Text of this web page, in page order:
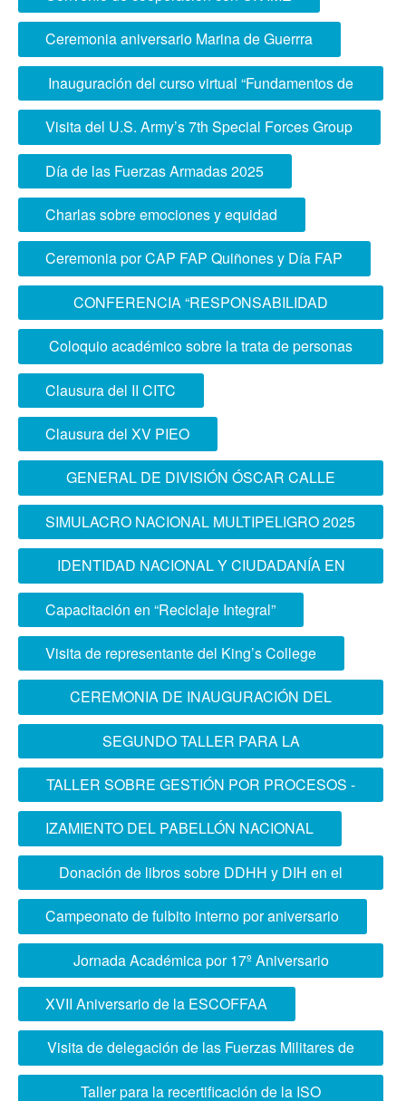
Ceremonia aniversario Marina de Guerrra
Inauguración del curso virtual “Fundamentos de
Doctrina de Operaciones de Información
Conjunta”
Visita del U.S. Army’s 7th Special Forces Group
Día de las Fuerzas Armadas 2025
Charlas sobre emociones y equidad
Ceremonia por CAP FAP Quiñones y Día FAP
CONFERENCIA “RESPONSABILIDAD
SOCIAL EN EL ÁMBITO MILITAR 2025”
Coloquio académico sobre la trata de personas
y tráfico ilícito de inmigrantes
Clausura del II CITC
Clausura del XV PIEO
GENERAL DE DIVISIÓN ÓSCAR CALLE
PÉREZ OFRECIÓ CONFERENCIA
MAGISTRAL
SIMULACRO NACIONAL MULTIPELIGRO 2025
IDENTIDAD NACIONAL Y CIUDADANÍA EN
PRG
Capacitación en “Reciclaje Integral”
Visita de representante del King’s College
CEREMONIA DE INAUGURACIÓN DEL
CURSO DE INTELIGENCIA TÁCTICA
CONJUNTA 2025
SEGUNDO TALLER PARA LA
RECERTIFICACIÓN DE LA ISO
TALLER SOBRE GESTIÓN POR PROCESOS -
2025
IZAMIENTO DEL PABELLÓN NACIONAL
Donación de libros sobre DDHH y DIH en el
uso de la fuerza
Campeonato de fulbito interno por aniversario
Jornada Académica por 17º Aniversario
ESCOFFAA
XVII Aniversario de la ESCOFFAA
Visita de delegación de las Fuerzas Militares de
Colombia
Taller para la recertificación de la ISO